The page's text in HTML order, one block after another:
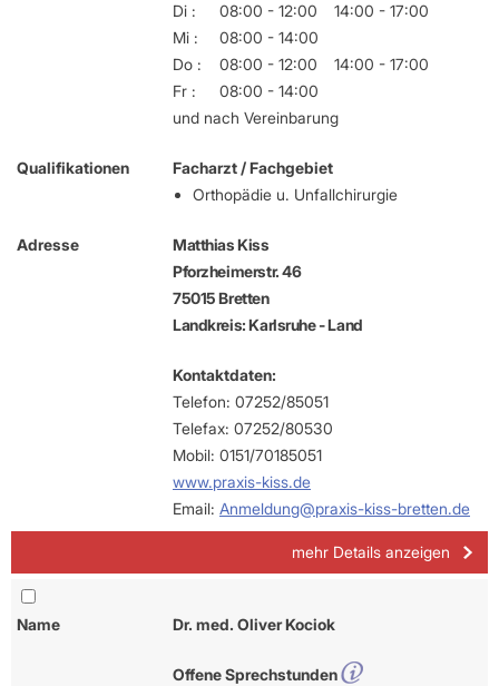
Di :
08:00 - 12:00
14:00 - 17:00
Mi :
08:00 - 14:00
Do :
08:00 - 12:00
14:00 - 17:00
Fr :
08:00 - 14:00
und nach Vereinbarung
Qualifikationen
Facharzt / Fachgebiet
Orthopädie u. Unfallchirurgie
Adresse
Matthias Kiss
Pforzheimerstr. 46
75015 Bretten
Landkreis: Karlsruhe - Land
Kontaktdaten:
Telefon: 07252/85051
Telefax: 07252/80530
Mobil: 0151/70185051
www.praxis-kiss.de
Email: Anmeldung@praxis-kiss-bretten.de
mehr Details anzeigen
Name Dr. med. Oliver Kociok
Offene Sprechstunden